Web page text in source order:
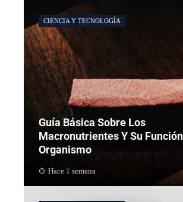
CIENCIA Y TECNOLOGÍA
Guía Básica Sobre Los
Macronutrientes Y Su Función
Organismo
Hace 1 semana